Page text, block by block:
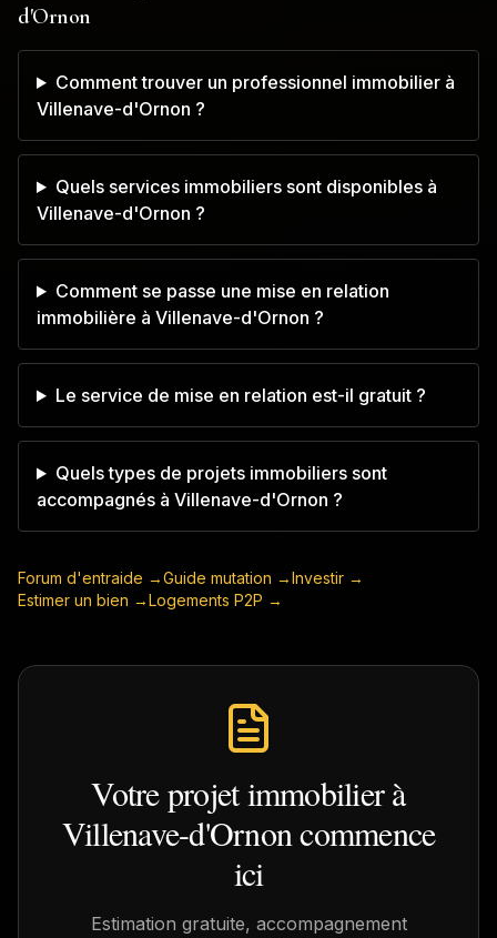
d'Ornon
Comment trouver un professionnel immobilier à
Villenave-d'Ornon ?
Quels services immobiliers sont disponibles à
Villenave-d'Ornon ?
Comment se passe une mise en relation
immobilière à Villenave-d'Ornon ?
Le service de mise en relation est-il gratuit ?
Quels types de projets immobiliers sont
accompagnés à Villenave-d'Ornon ?
Forum d'entraide →Guide mutation →Investir →
Estimer un bien →Logements P2P →
Votre projet immobilier à
Villenave-d'Ornoncommence
ici
Estimation gratuite, accompagnement